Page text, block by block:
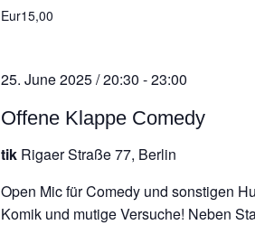
Eur15,00
Offene Klappe Comedy
25. June 2025 / 20:30 -23:00
tik Rigaer Straße 77, Berlin
Open Mic für Comedy und sonstigen
Komik und mutige Versuche! Neben